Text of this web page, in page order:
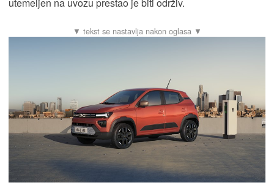
utemeljen na uvozu prestao je biti održiv.